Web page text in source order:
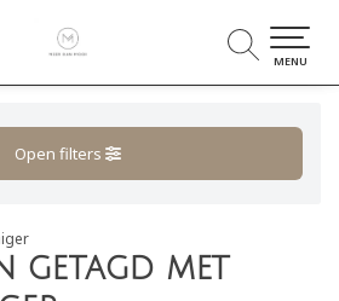
MENU
Open filters
getagd met